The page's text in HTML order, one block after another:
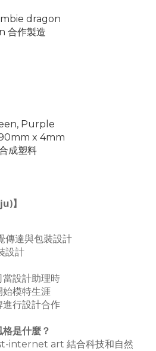
dragon
合作製造
Purple
x 4mm
成塑料
】
傳達與包裝設計
設計
設計助理時
始模特生涯
行設計合作
是什麼？
internet art 結合科技和自然